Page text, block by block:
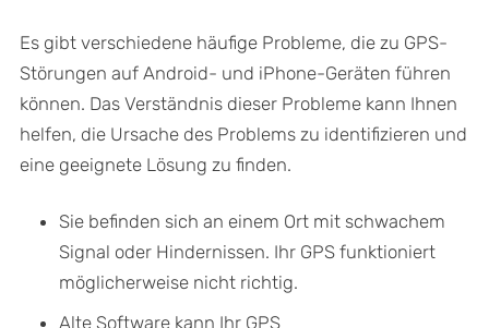
Es gibt verschiedene häufige Probleme, die zu GPS-
Störungen auf Android- und iPhone-Geräten führen
können. Das Verständnis dieser Probleme kann Ihnen
helfen, die Ursache des Problems zu identifizieren und
eine geeignete Lösung zu finden.
Sie befinden sich an einem Ort mit schwachem
Signal oder Hindernissen. Ihr GPS funktioniert
möglicherweise nicht richtig.
Alte Software kann Ihr GPS